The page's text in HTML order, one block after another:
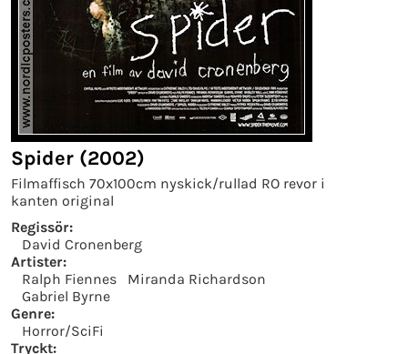
Spider (2002)
Filmaffisch 70x100cm nyskick/rullad RO revor i
kanten original
Regissör:
David Cronenberg
Artister:
Ralph Fiennes
Miranda Richardson
Gabriel Byrne
Genre:
Horror/SciFi
Tryckt: